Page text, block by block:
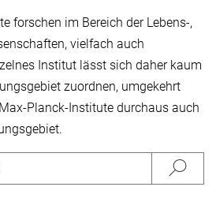
forschen im Bereich der Lebens-,
vielfach auch
Institut lässt sich daher kaum
zuordnen, umgekehrt
Planck-Institute durchaus auch